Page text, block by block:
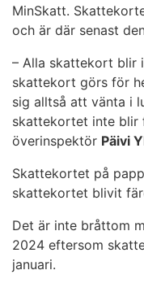
MinSkatt.
och är där senast
– Alla skattekort blir
skattekort görs för
sig alltså att vänta i
skattekortet inte blir
överinspektör Päivi
Skattekortet på
skattekortet blivit
Det är inte bråttom
2024 eftersom
januari.